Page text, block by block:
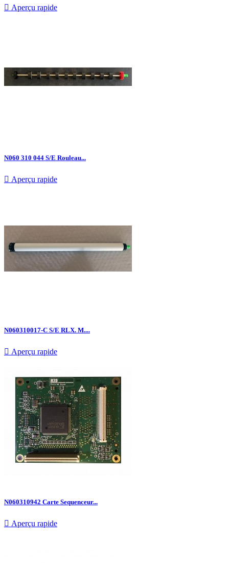
 Aperçu rapide
N060 310 044 S/E Rouleau...
 Aperçu rapide
N060310017-C S/E RLX. M....
 Aperçu rapide
N060310942 Carte Sequenceur...
 Aperçu rapide